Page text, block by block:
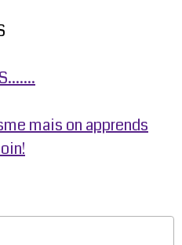
mais on apprends